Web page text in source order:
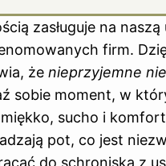
zasługuje na
firm.
że nieprzyjemne
sobie moment, w
sucho i
pot, co jest